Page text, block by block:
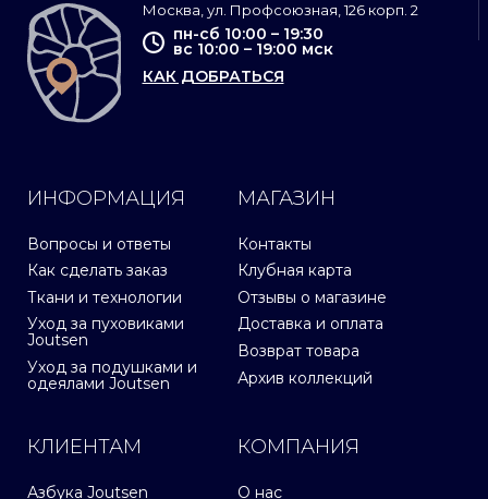
ИНФОРМАЦИЯ
Вопросы и ответы
Как сделать заказ
Ткани и технологии
Уход за пуховиками
Joutsen
Уход за подушками и
одеялами Joutsen
МАГАЗИН
Контакты
Клубная карта
Отзывы о магазине
Доставка и оплата
Возврат товара
Архив коллекций
КЛИЕНТАМ
Азбука Joutsen
КОМПАНИЯ
О нас
Москва, ул. Профсоюзная, 126 корп. 2
пн-сб 10:00 – 19:30
вс 10:00 – 19:00 мск
КАК ДОБРАТЬСЯ